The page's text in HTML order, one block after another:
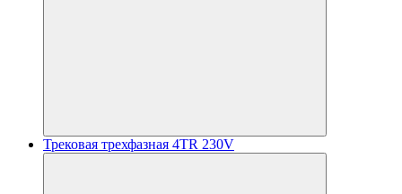
Трековая трехфазная 4TR 230V